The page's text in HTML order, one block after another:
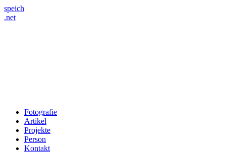
speich
.net
Fotografie
Artikel
Projekte
Person
Kontakt